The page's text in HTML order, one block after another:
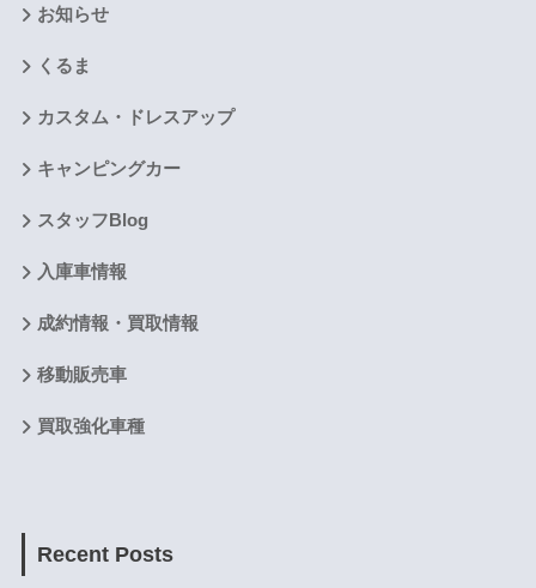
お知らせ
くるま
カスタム・ドレスアップ
キャンピングカー
スタッフBlog
入庫車情報
成約情報・買取情報
移動販売車
買取強化車種
Recent Posts